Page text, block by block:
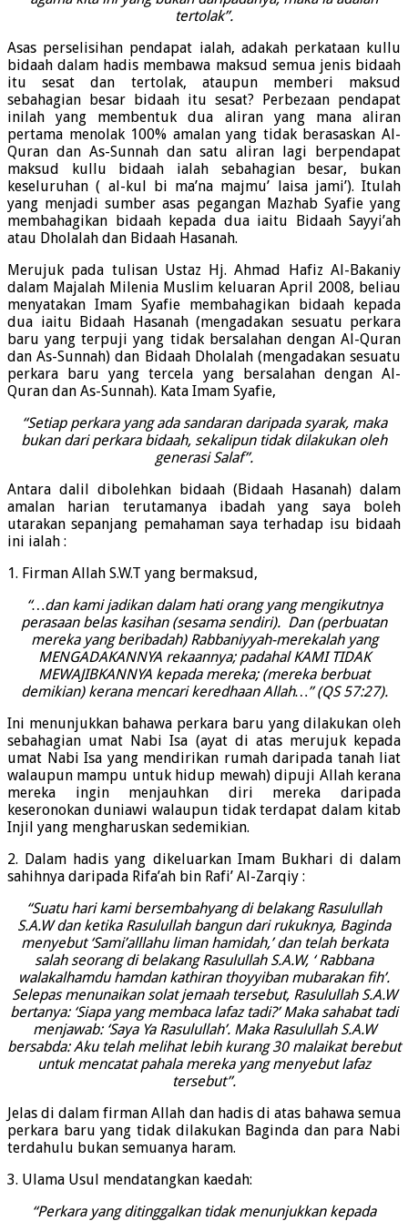
tertolak”.
Asas perselisihan pendapat ialah, adakah perkataan kullu
bidaah dalam hadis membawa maksud semua jenis bidaah
itu sesat dan tertolak, ataupun memberi maksud
sebahagian besar bidaah itu sesat? Perbezaan pendapat
inilah yang membentuk dua aliran yang mana aliran
pertama menolak 100% amalan yang tidak berasaskan Al-
Quran dan As-Sunnah dan satu aliran lagi berpendapat
maksud kullu bidaah ialah sebahagian besar, bukan
keseluruhan ( al-kul bi ma’na majmu’ laisa jami’). Itulah
yang menjadi sumber asas pegangan Mazhab Syafie yang
membahagikan bidaah kepada dua iaitu Bidaah Sayyi’ah
atau Dholalah dan Bidaah Hasanah.
Merujuk pada tulisan Ustaz Hj. Ahmad Hafiz Al-Bakaniy
dalam Majalah Milenia Muslim keluaran April 2008, beliau
menyatakan Imam Syafie membahagikan bidaah kepada
dua iaitu Bidaah Hasanah (mengadakan sesuatu perkara
baru yang terpuji yang tidak bersalahan dengan Al-Quran
dan As-Sunnah) dan Bidaah Dholalah (mengadakan sesuatu
perkara baru yang tercela yang bersalahan dengan Al-
Quran dan As-Sunnah). Kata Imam Syafie,
“Setiap perkara yang ada sandaran daripada syarak, maka
bukan dari perkara bidaah, sekalipun tidak dilakukan oleh
generasi Salaf”.
Antara dalil dibolehkan bidaah (Bidaah Hasanah) dalam
amalan harian terutamanya ibadah yang saya boleh
utarakan sepanjang pemahaman saya terhadap isu bidaah
ini ialah :
1. Firman Allah S.W.T yang bermaksud,
“…dan kami jadikan dalam hati orang yang mengikutnya
perasaan belas kasihan (sesama sendiri). Dan (perbuatan
mereka yang beribadah) Rabbaniyyah-merekalah yang
MENGADAKANNYA rekaannya; padahal KAMI TIDAK
MEWAJIBKANNYA kepada mereka; (mereka berbuat
demikian) kerana mencari keredhaan Allah…” (QS 57:27).
Ini menunjukkan bahawa perkara baru yang dilakukan oleh
sebahagian umat Nabi Isa (ayat di atas merujuk kepada
umat Nabi Isa yang mendirikan rumah daripada tanah liat
walaupun mampu untuk hidup mewah) dipuji Allah kerana
mereka ingin menjauhkan diri mereka daripada
keseronokan duniawi walaupun tidak terdapat dalam kitab
Injil yang mengharuskan sedemikian.
2. Dalam hadis yang dikeluarkan Imam Bukhari di dalam
sahihnya daripada Rifa’ah bin Rafi’ Al-Zarqiy :
“Suatu hari kami bersembahyang di belakang Rasulullah
S.A.W dan ketika Rasulullah bangun dari rukuknya, Baginda
menyebut ‘Sami’alllahu liman hamidah,’ dan telah berkata
salah seorang di belakang Rasulullah S.A.W, ‘ Rabbana
walakalhamdu hamdan kathiran thoyyiban mubarakan fih’.
Selepas menunaikan solat jemaah tersebut, Rasulullah S.A.W
bertanya: ‘Siapa yang membaca lafaz tadi?’ Maka sahabat tadi
menjawab: ‘Saya Ya Rasulullah’. Maka Rasulullah S.A.W
bersabda: Aku telah melihat lebih kurang 30 malaikat berebut
untuk mencatat pahala mereka yang menyebut lafaz
tersebut”.
Jelas di dalam firman Allah dan hadis di atas bahawa semua
perkara baru yang tidak dilakukan Baginda dan para Nabi
terdahulu bukan semuanya haram.
3. Ulama Usul mendatangkan kaedah:
“Perkara yang ditinggalkan tidak menunjukkan kepada